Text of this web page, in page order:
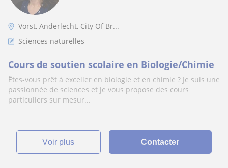
Vorst, Anderlecht, City Of Br...
Sciences naturelles
Cours de soutien scolaire en Biologie/Chimie
Êtes-vous prêt à exceller en biologie et en chimie ? Je suis une
passionnée de sciences et je vous propose des cours
particuliers sur mesur...
voir plus Contacter